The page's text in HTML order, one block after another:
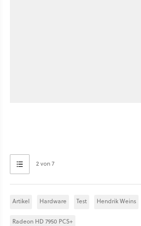
2 von 7
Artikel Hardware Test Hendrik Weins
Radeon HD 7950 PCS+